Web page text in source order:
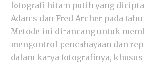
fotografi hitam putih yang
Adams dan Fred Archer pada
Metode ini dirancang untuk
mengontrol pencahayaan dan
dalam karya fotografinya,